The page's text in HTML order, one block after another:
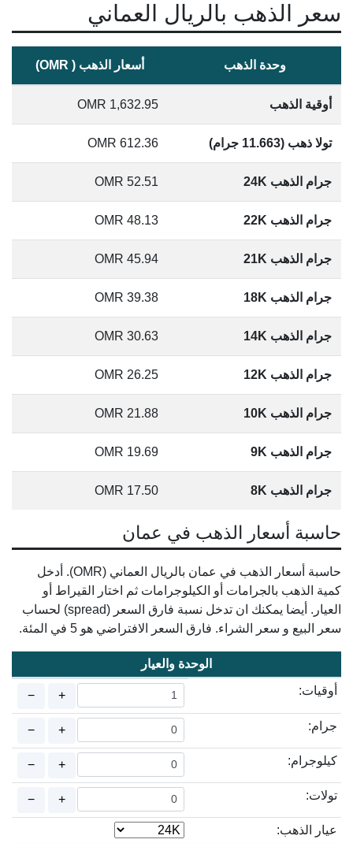
سعر الذهب بالريال العماني
وحدة الذهب أسعار الذهب ( OMR)
أوقية الذهب 1,632.95
تولا ذهب (11.663 جرام) 612.36
جرام الذهب 24K 52.51
جرام الذهب 22K 48.13
جرام الذهب 21K 45.94
جرام الذهب 18K 39.38
جرام الذهب 14K 30.63
جرام الذهب 12K 26.25
جرام الذهب 10K 21.88
جرام الذهب 9K 19.69
جرام الذهب 8K 17.50
حاسبة أسعار الذهب في عمان
حاسبة أسعار الذهب في عمان بالريال العماني (OMR). أدخل
كمية الذهب بالجرامات أو الكيلوجرامات ثم اختار القيراط أو
العيار. أيضا يمكنك ان تدخل نسبة فارق السعر (spread) لحساب
سعر البيع و سعر الشراء. فارق السعر الافتراضي هو 5 في المئة.
الوحدة والعيار
أوقيات:
+
−
جرام: +
−
كيلوجرام: +
−
تولات: +
−
عيار الذهب: